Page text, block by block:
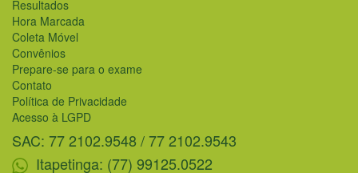
Resultados
Hora Marcada
Coleta Móvel
Convênios
Prepare-se para o exame
Contato
Política de Privacidade
Acesso à LGPD
SAC: 77 2102.9548 / 77 2102.9543
Itapetinga: (77) 99125.0522